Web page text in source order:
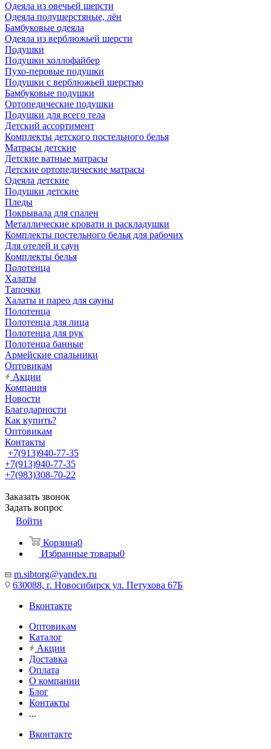
Одеяла из овечьей шерсти
Одеяла полушерстяные, лён
Бамбуковые одеяла
Одеяла из верблюжьей шерсти
Подушки
Подушки холлофайбер
Пухо-перовые подушки
Подушки с верблюжьей шерстью
Бамбуковые подушки
Ортопедические подушки
Подушки для всего тела
Детский ассортимент
Комплекты детского постельного белья
Матрасы детские
Детские ватные матрасы
Детские ортопедические матрасы
Одеяла детские
Подушки детские
Пледы
Покрывала для спален
Металлические кровати и раскладушки
Комплекты постельного белья для рабочих
Для отелей и саун
Комплекты белья
Полотенца
Халаты
Тапочки
Халаты и парео для сауны
Полотенца
Полотенца для лица
Полотенца для рук
Полотенца банные
Армейские спальники
Оптовикам
Акции
Компания
Новости
Благодарности
Как купить?
Оптовикам
Контакты
+7(913)940-77-35
+7(913)940-77-35
+7(983)308-70-22
Заказать звонок
Задать вопрос
Войти
Корзина0
Избранные товары0
m.sibtorg@yandex.ru
630088, г. Новосибирск ул. Петухова 67Б
Вконтакте
Оптовикам
Каталог
Акции
Доставка
Оплата
О компании
Блог
Контакты
...
Вконтакте